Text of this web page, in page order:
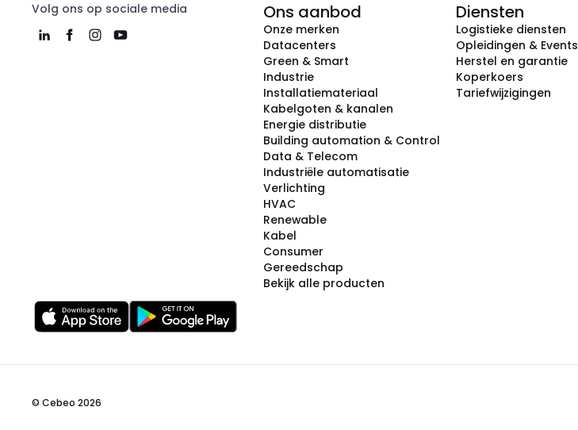
Volg ons op sociale media Ons aanbod
Onze merken
Datacenters
Green & Smart
Industrie
Installatiemateriaal
Kabelgoten & kanalen
Energie distributie
Building automation & Control
Data & Telecom
Industriële automatisatie
Verlichting
HVAC
Renewable
Kabel
Consumer
Gereedschap
Bekijk alle producten
Diensten
Logistieke diensten
Opleidingen & Events
Herstel en garantie
Koperkoers
Tariefwijzigingen
© Cebeo 2026